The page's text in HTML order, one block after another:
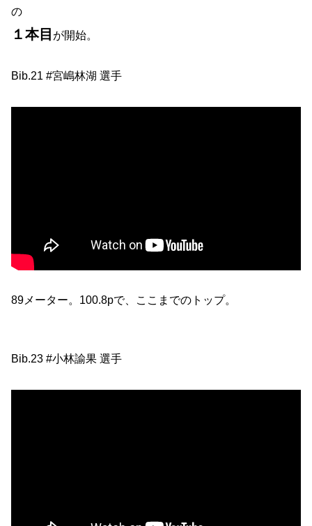
の
１本目 が開始。
Bib.21 #宮嶋林湖 選手
89メーター。100.8pで、ここまでのトップ。
Bib.23 #小林諭果 選手